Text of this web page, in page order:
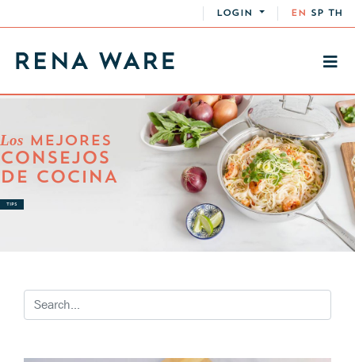
LOGIN EN SP TH
Los MEJORES
CONSEJOS
DE COCINA
TIPS